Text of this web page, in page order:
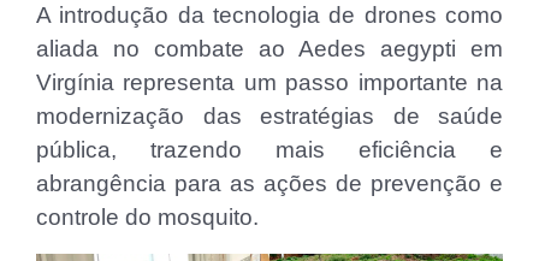
A introdução da tecnologia de drones como
aliada no combate ao Aedes aegypti em
Virgínia representa um passo importante na
modernização das estratégias de saúde
pública, trazendo mais eficiência e
abrangência para as ações de prevenção e
controle do mosquito.